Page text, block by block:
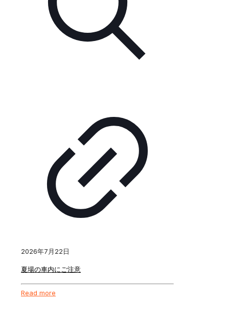
2026年7月22日
夏場の車内にご注意
Read more